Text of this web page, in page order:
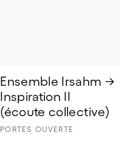
Ensemble Irsahm →
Inspiration II
(écoute collective)
PORTES OUVERTE